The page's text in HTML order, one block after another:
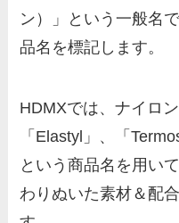
ン）」という一般名
品名を標記します。
HDMXでは、ナイロ
「Elastyl」、「
という商品名を用い
わりぬいた素材＆配